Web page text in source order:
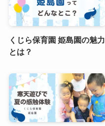
くじら保育園 姫島園の魅力
とは？